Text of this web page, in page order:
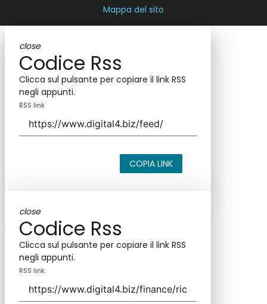
Mappa del sito
close
Codice Rss
Clicca sul pulsante per copiare il link RSS
negli appunti.
RSS link
COPIA LINK
close
Codice Rss
Clicca sul pulsante per copiare il link RSS
negli appunti.
RSS link